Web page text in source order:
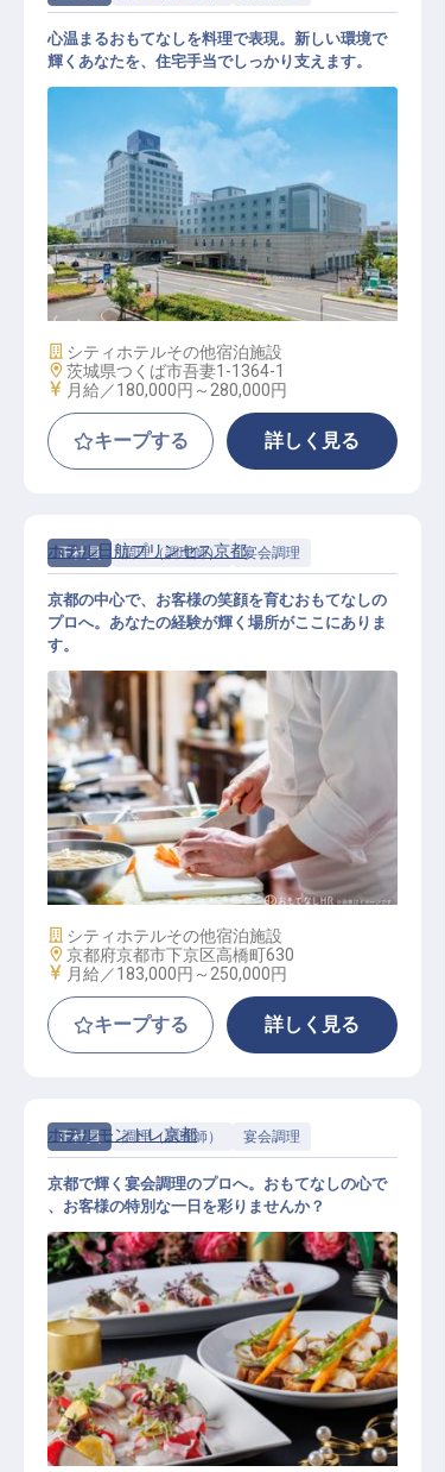
宴会調理
心温まるおもてなしを料理で表現。新しい環境で
輝くあなたを、住宅手当でしっかり支えます。
施設業態
シティホテルその他宿泊施設
勤務地
茨城県つくば市吾妻1-1364-1
給与
月給／180,000円～ 280,000円
キープする 詳しく見る
正社員 調理（調理師） 宴会調理
宴会部門・洋食のキッチンスタッフ
ホテル日航プリンセス京都
京都の中心で、お客様の笑顔を育むおもてなしの
プロへ。あなたの経験が輝く場所がここにありま
す。
施設業態
シティホテルその他宿泊施設
勤務地
京都府京都市下京区高橋町630
給与
月給／183,000円～ 250,000円
キープする 詳しく見る
正社員 調理（調理師） 宴会調理
宴会調理スタッフ
ホテルモントレ京都
京都で輝く宴会調理のプロへ。おもてなしの心で
、お客様の特別な一日を彩りませんか？